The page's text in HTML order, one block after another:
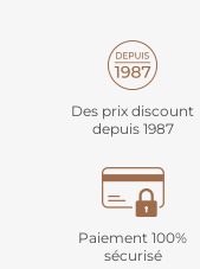
Des prix discount
depuis 1987
Paiement 100%
sécurisé